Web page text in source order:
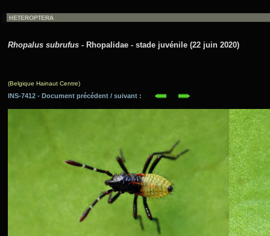
Rhopalus subrufus - Rhopalidae - stade juvénile (22 juin 2020)
(Belgique Hainaut Centre)
INS-7412 - Document précédent / suivant :